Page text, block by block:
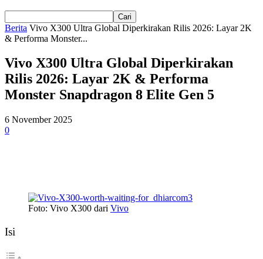
Berita Vivo X300 Ultra Global Diperkirakan Rilis 2026: Layar 2K
& Performa Monster...
Vivo X300 Ultra Global Diperkirakan
Rilis 2026: Layar 2K & Performa
Monster Snapdragon 8 Elite Gen 5
6 November 2025
0
Foto: Vivo X300 dari Vivo
Isi